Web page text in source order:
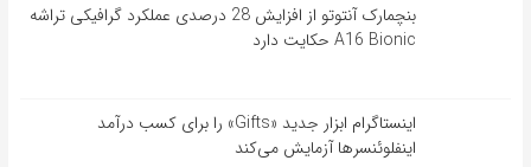
بنچمارک آنتوتو از افزایش 28 درصدی عملکرد گرافیکی تراشه
A16 Bionic حکایت دارد
اینستاگرام ابزار جدید «Gifts» را برای کسب درآمد
اینفلوئنسرها آزمایش می‌کند